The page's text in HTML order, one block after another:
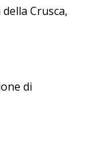
Crusca,
di